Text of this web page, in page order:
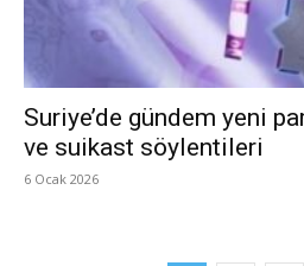
Suriye’de gündem yeni
ve suikast söylentileri
6 Ocak 2026